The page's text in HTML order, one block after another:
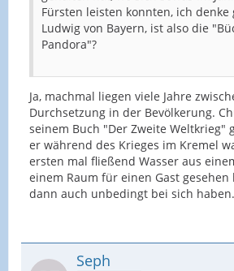
Fürsten leisten konnten, ich denke
Ludwig von Bayern, ist also die
Pandora"?
Ja, machmal liegen viele Jahre
Durchsetzung in der Bevölkerung.
seinem Buch "Der Zweite Weltkrieg"
er während des Krieges im Kremel
ersten mal fließend Wasser aus
einem Raum für einen Gast
dann auch unbedingt bei sich haben.
Seph